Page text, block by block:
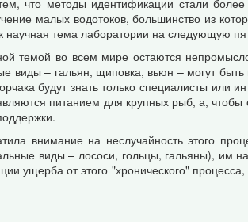
что методы идентификации стали
малых водотоков, большинство из
научная тема лаборатории на следующую
темой во всем мире остаются
виды – гальян, щиповка, вьюн – могут быть
будут знать только специалисты или
питанием для крупных рыб, а,
внимание на неслучайность этого
виды – лососи, гольцы, гальяны), им
ущерба от этого "хронического"